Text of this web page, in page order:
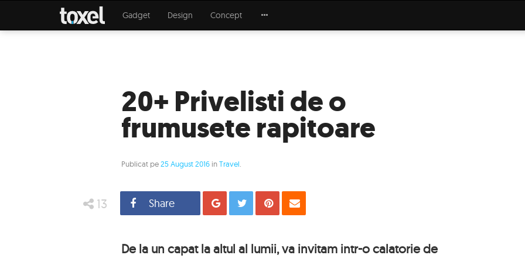
Gadget Design Concept
20+ Privelisti de o
frumusete rapitoare
Publicat pe25 August 2016 inTravel
13 Share Distribuie
Tweet Pin
De la un capat la altul al lumii, va invitam intr-o calatorie de